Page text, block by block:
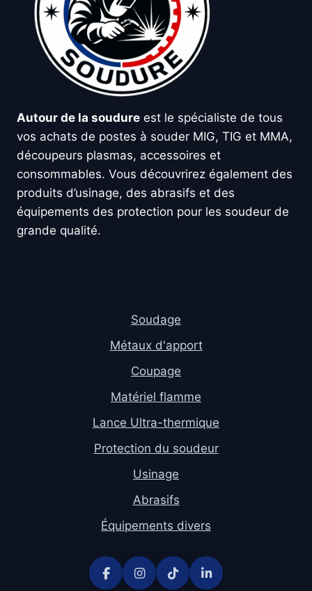
Autour de la soudure est le spécialiste de tous
vos achats de postes à souder MIG, TIG et MMA,
découpeurs plasmas, accessoires et
consommables. Vous découvrirez également des
produits d’usinage, des abrasifs et des
équipements des protection pour les soudeur de
grande qualité.
Soudage
Métaux d'apport
Coupage
Matériel flamme
Lance Ultra-thermique
Protection du soudeur
Usinage
Abrasifs
Équipements divers